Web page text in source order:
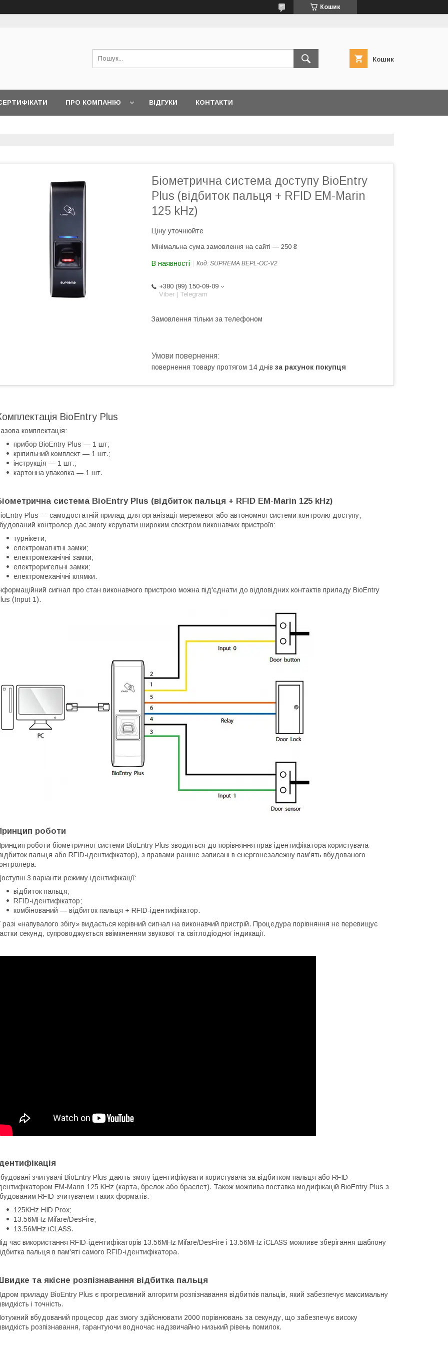
Кошик
Кошик
ПРО КОМПАНІЮ ВІДГУКИ КОНТАКТИ
Біометрична система доступу BioEntry
Plus (відбиток пальця + RFID EM-Marin
125 kHz)
Ціну уточнюйте
Мінімальна сума замовлення на сайті — 250 ₴
В наявності Код: SUPREMA BEPL-OC-V2
+380 (99) 150-09-09
Viber | Telegram
Замовлення тільки за телефоном
повернення товару протягом 14 днів за рахунок покупця
BioEntry Plus
комплектація:
прибор BioEntry Plus — 1 шт;
кріпильний комплект — 1 шт.;
інструкція — 1 шт.;
картонна упаковка — 1 шт.
система BioEntry Plus (відбиток пальця + RFID EM-Marin 125 kHz)
Plus — самодостатній прилад для організації мережевої або автономної системи контролю доступу,
контролер дає змогу керувати широким спектром виконавчих пристроїв:
турнікети;
електромагнітні замки;
електромеханічні замки;
електроригельні замки;
електромеханічні клямки.
сигнал про стан виконавчого пристрою можна під'єднати до відповідних контактів приладу BioEntry
(Input 1).
роботи
роботи біометричної системи BioEntry Plus зводиться до порівняння прав ідентифікатора користувача
пальця або RFID-ідентифікатор), з правами раніше записані в енергонезалежну пам'ять вбудованого
3 варіанти режиму ідентифікації:
відбиток пальця;
RFID-ідентифікатор;
комбінований — відбиток пальця + RFID-ідентифікатор.
разі «напувалого збігу» видається керівний сигнал на виконавчий пристрій. Процедура порівняння не перевищує
секунд, супроводжується ввімкненням звукової та світлодіодної індикації.
зчитувачі BioEntry Plus дають змогу ідентифікувати користувача за відбитком пальця або RFID-
EM-Marin 125 KHz (карта, брелок або браслет). Також можлива поставка модифікацій BioEntry Plus з
RFID-зчитувачем таких форматів:
125KHz HID Prox;
13.56MHz Mifare/DesFire;
13.56MHz iCLASS.
час використання RFID-ідентифікаторів 13.56MHz Mifare/DesFire і 13.56MHz iCLASS можливе зберігання шаблону
пальця в пам'яті самого RFID-ідентифікатора.
та якісне розпізнавання відбитка пальця
приладу BioEntry Plus є прогресивний алгоритм розпізнавання відбитків пальців, який забезпечує максимальну
і точність.
вбудований процесор дає змогу здійснювати 2000 порівнювань за секунду, що забезпечує високу
розпізнавання, гарантуючи водночас надзвичайно низький рівень помилок.